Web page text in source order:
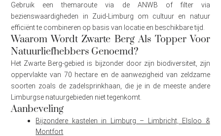
Gebruik een themaroute via de ANWB of filter via
bezienswaardigheden in Zuid-Limburg om cultuur en natuur
efficiënt te combineren op basis van locatie en beschikbare tijd.
Waarom Wordt Zwarte Berg Als Topper Voor
Natuurliefhebbers Genoemd?
Het Zwarte Berg-gebied is bijzonder door zijn biodiversiteit, zijn
oppervlakte van 70 hectare en de aanwezigheid van zeldzame
soorten zoals de zadelsprinkhaan, die je in de meeste andere
Limburgse natuurgebieden niet tegenkomt.
Aanbeveling
Bijzondere kastelen in Limburg – Limbricht, Elsloo &
Montfort